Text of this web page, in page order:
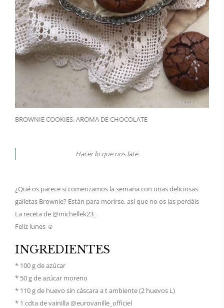
BROWNIE COOKIES. AROMA DE CHOCOLATE
Hacer lo que nos late.
¿Qué os parece si comenzamos la semana con unas deliciosas
galletas Brownie? Están para morirse, así que no os las perdáis
La receta de @michellek23_
Feliz lunes ☺️
INGREDIENTES
* 100 g de azúcar
* 50 g de azúcar moreno
* 110 g de huevo sin cáscara a t ambiente (2 huevos L)
* 1 cdta de vainilla @eurovanille_officiel